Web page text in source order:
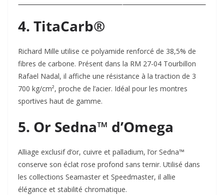
4. TitaCarb®
Richard Mille utilise ce polyamide renforcé de 38,5% de
fibres de carbone. Présent dans la RM 27-04 Tourbillon
Rafael Nadal, il affiche une résistance à la traction de 3
700 kg/cm², proche de l’acier. Idéal pour les montres
sportives haut de gamme.
5. Or Sedna™ d’Omega
Alliage exclusif d’or, cuivre et palladium, l’or Sedna™
conserve son éclat rose profond sans ternir. Utilisé dans
les collections Seamaster et Speedmaster, il allie
élégance et stabilité chromatique.